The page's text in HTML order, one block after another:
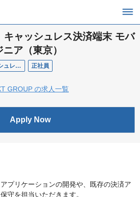
キャッシュレス決済端末 モバ
ア（東京）
【USEN FinTech】キャッシュレス決済端末 モバイルアプリエンジニア（東京） 正社員
GROUP の求人一覧
Apply Now
プリケーションの開発や、既存の決済ア
守を担当いただきます。